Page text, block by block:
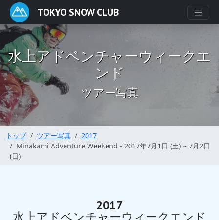
TOKYO SNOW CLUB
水上アドベンチャーウィークエ
ンド
ツアー写真
トップ ツアー写真
2017
Minakami Adventure Weekend - 2017年7月1日 (土) ~ 7月2日
(日)
2017
水上アドベンチャーウィークエンド